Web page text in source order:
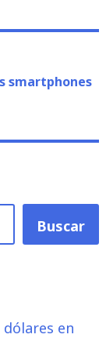
smartphones
Buscar
en